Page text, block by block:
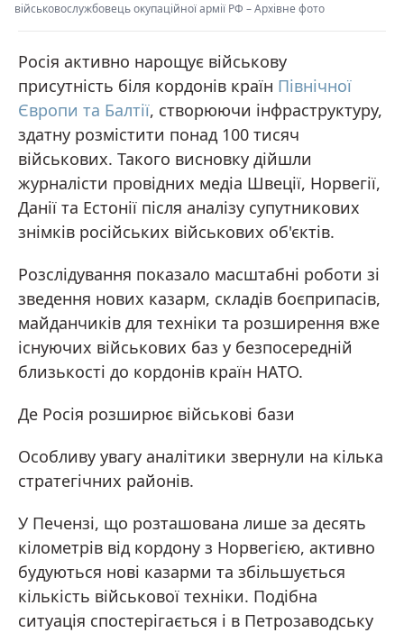
військовослужбовець окупаційної армії РФ –Архівне фото
Росія активно нарощує військову
присутність біля кордонів країн Північної
Європи та Балтії, створюючи інфраструктуру,
здатну розмістити понад 100 тисяч
військових. Такого висновку дійшли
журналісти провідних медіа Швеції, Норвегії,
Данії та Естонії після аналізу супутникових
знімків російських військових об'єктів.
Розслідування показало масштабні роботи зі
зведення нових казарм, складів боєприпасів,
майданчиків для техніки та розширення вже
існуючих військових баз у безпосередній
близькості до кордонів країн НАТО.
Де Росія розширює військові бази
Особливу увагу аналітики звернули на кілька
стратегічних районів.
У Печензі, що розташована лише за десять
кілометрів від кордону з Норвегією, активно
будуються нові казарми та збільшується
кількість військової техніки. Подібна
ситуація спостерігається і в Петрозаводську